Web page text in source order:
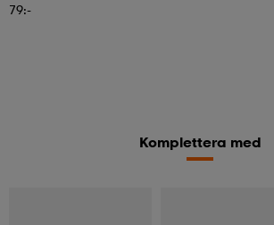
79:-
Komplettera med